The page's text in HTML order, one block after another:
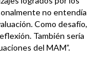
no entendía
Como desafío,
También sería
del MAM”.